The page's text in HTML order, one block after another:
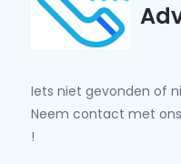
Iets niet gevonden of
Neem contact met
!